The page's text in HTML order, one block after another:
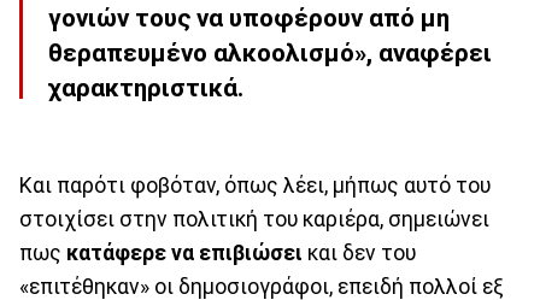
γονιών τους να υποφέρουν από μη
θεραπευμένο αλκοολισμό», αναφέρει
χαρακτηριστικά.
Και παρότι φοβόταν, όπως λέει, μήπως αυτό του
στοιχίσει στην πολιτική του καριέρα, σημειώνει
πως κατάφερε να επιβιώσει και δεν του
«επιτέθηκαν» οι δημοσιογράφοι, επειδή πολλοί εξ